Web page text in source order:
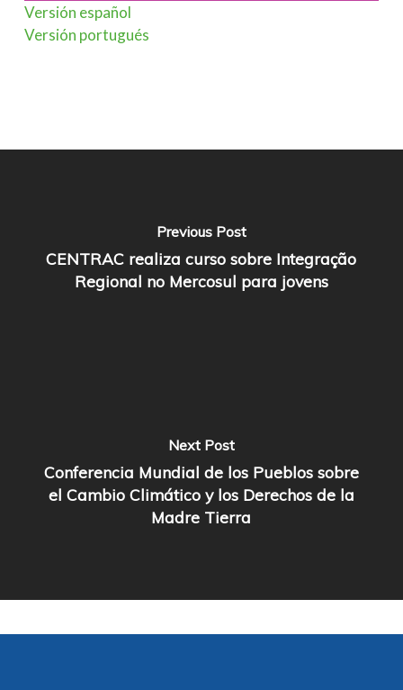
Versión español
Versión portugués
Previous Post
CENTRAC realiza curso sobre Integração
Regional no Mercosul para jovens
Next Post
Conferencia Mundial de los Pueblos sobre
el Cambio Climático y los Derechos de la
Madre Tierra